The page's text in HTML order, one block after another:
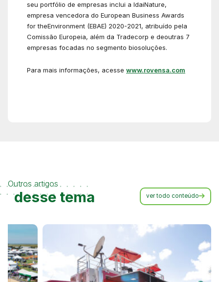
seu portfólio de empresas inclui a IdaiNature,
empresa vencedora do European Business Awards
for theEnvironment (EBAE) 2020-2021, atribuído pela
Comissão Europeia, além da Tradecorp e deoutras 7
empresas focadas no segmento biosoluções.
Para mais informações, acesse www.rovensa.com
Outros artigos
desse tema ver todo conteúdo